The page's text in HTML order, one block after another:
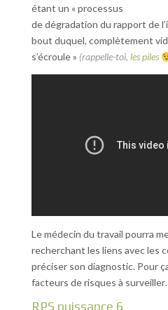
étant un « processus
de dégradation du rapport de
bout duquel, complètement
s’écroule » (rappelle-toi, les piles
Le médecin du travail pourra
recherchant les liens avec les
préciser son diagnostic. Pour
facteurs de risques à
RPS puissance 6